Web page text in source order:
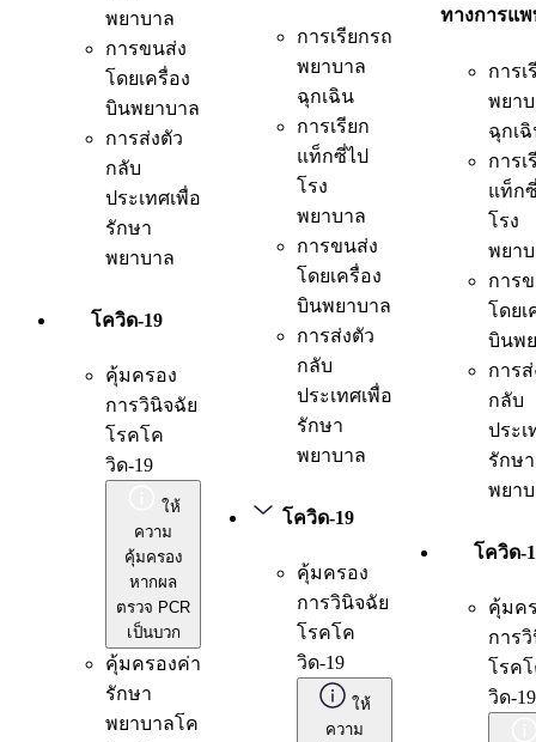
พยาบาล
การขนส่ง
โดยเครื่อง
บินพยาบาล
การส่งตัว
กลับ
ประเทศเพื่อ
รักษา
พยาบาล
โควิด-19
คุ้มครอง
การวินิจฉัย
โรคโค
วิด-19
ให้
ความ
คุ้มครอง
หากผล
ตรวจ PCR
เป็นบวก
คุ้มครองค่า
รักษา
พยาบาลโค
การเรียกรถ
พยาบาล
ฉุกเฉิน
การเรียก
แท็กซี่ไป
โรง
พยาบาล
การขนส่ง
โดยเครื่อง
บินพยาบาล
การส่งตัว
กลับ
ประเทศเพื่อ
รักษา
พยาบาล
โควิด-19
คุ้มครอง
การวินิจฉัย
โรคโค
วิด-19
ให้
ความ
ทางการแ
การเ
พยา
ฉุกเ
การเ
แท็ก
โรง
พยา
การ
โดยเ
บินพ
การ
กลับ
ประเ
รักษา
พยา
โควิด-
คุ้มค
การ
โรค
วิด-19